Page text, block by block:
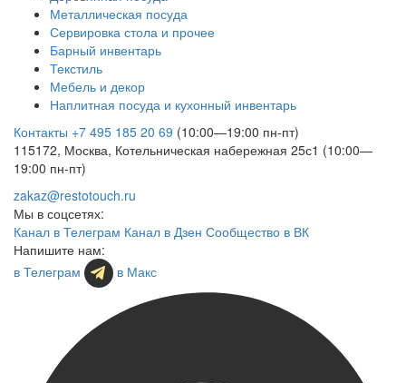
Металлическая посуда
Сервировка стола и прочее
Барный инвентарь
Текстиль
Мебель и декор
Наплитная посуда и кухонный инвентарь
Контакты +7 495 185 20 69 (10:00—19:00 пн-пт)
115172, Москва, Котельническая набережная 25с1 (10:00—
19:00 пн-пт)
zakaz@restotouch.ru
Мы в соцсетях:
Канал в Телеграм Канал в Дзен Сообщество в ВК
Напишите нам:
в Телеграм
в Макс